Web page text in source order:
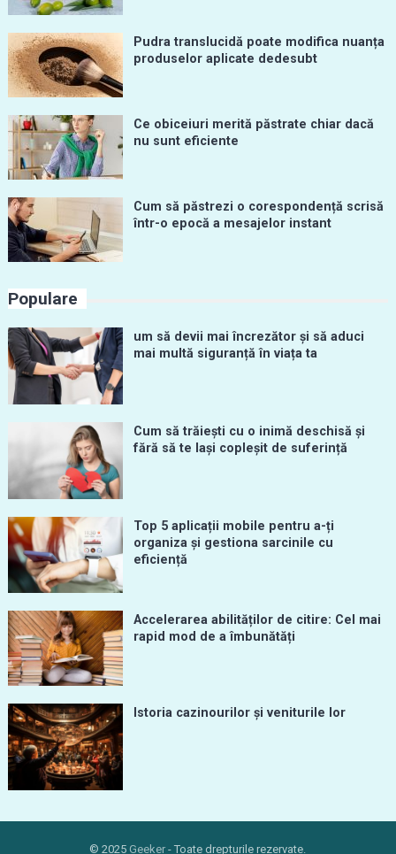
Pudra translucidă poate modifica nuanța
produselor aplicate dedesubt
Ce obiceiuri merită păstrate chiar dacă
nu sunt eficiente
Cum să păstrezi o corespondență scrisă
într-o epocă a mesajelor instant
Populare
um să devii mai încrezător și să aduci
mai multă siguranță în viața ta
Cum să trăiești cu o inimă deschisă și
fără să te lași copleșit de suferință
Top 5 aplicații mobile pentru a-ți
organiza și gestiona sarcinile cu
eficiență
Accelerarea abilităților de citire: Cel mai
rapid mod de a îmbunătăți
Istoria cazinourilor și veniturile lor
© 2025 Geeker - Toate drepturile rezervate.